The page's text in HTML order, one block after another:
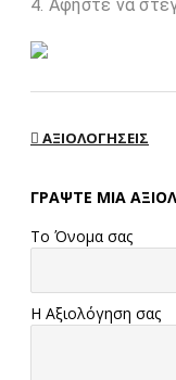
Αφήστε να
ΑΞΙΟΛΟΓΉΣΕΙΣ
ΓΡΆΨΤΕ ΜΙΑ
Το Όνομα σας
Η Αξιολόγηση σας